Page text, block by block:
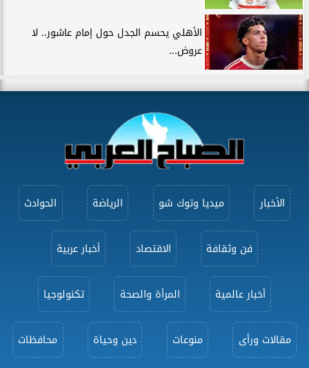
الأهلي يحسم الجدل حول إمام عاشور.. لا
عروض...
الأخبار ميديا وتوك شو الرياضة الحوادث
فن وثقافة الاقتصاد أخبار عربية
أخبار عالمية المرأة والصحة تكنولوجيا
مقالات ورأى منوعات دين وحياة محافظات